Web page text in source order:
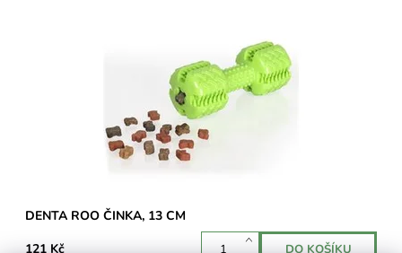
Skladem 4 ks
DENTA ROO ČINKA, 13 CM
121 Kč